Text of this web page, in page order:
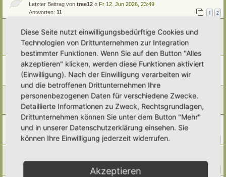
Letzter Beitrag von tree12 « Fr 12. Jun 2026, 23:49
Antworten: 11 1 2
gesucht!
Letzter Beitrag vonThePilgrim«Mo 8. Jun 2026, 21:30
Antworten:9
Pflanzpartner für Pfingstnelken-Meer gesucht
Letzter Beitrag von Dorfgaertner «Di 31. Mär 2026, 13:29
Antworten:
9
Schaf-Schwingel
Letzter Beitrag von
Antworten: 4
Rasenverdrängende Pflanzen gesucht
Letzter Beitrag vonAnn1981 «Mo 18. Aug 2025, 08:45
Antworten:30
Letzter Beitrag vonBorovinka«Fr 1. Aug 2025, 06:51
Diese Seite nutzt einwilligungsbedürftige Cookies und
Technologien von Drittunternehmen zur Integration
bestimmter Funktionen. Wenn Sie auf den Button "Alles
akzeptieren" klicken, werden diese Funktionen aktiviert
(Einwilligung). Nach der Einwilligung verarbeiten wir
und die betroffenen Drittunternehmen Ihre
personenbezogenen Daten für verschiedene Zwecke.
Detaillierte Informationen zu Zweck, Rechtsgrundlagen,
Drittunternehmen können Sie unter dem Button "Mehr"
und in unserer Datenschutzerklärung einsehen. Sie
können Ihre Einwilligung jederzeit widerrufen.
Akzeptieren